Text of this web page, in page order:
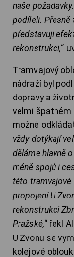
naše
podíleli. Přesně
představuji
rekonstrukci,“
Tramvajový
nádraží byl
dopravy a
velmi špatném
možné
vždy dotýkají
děláme hlavně
méně spojů i
této tramvajové
propojení U
rekonstrukci
Pražské,“ řekl
U Zvonu se
kolejové